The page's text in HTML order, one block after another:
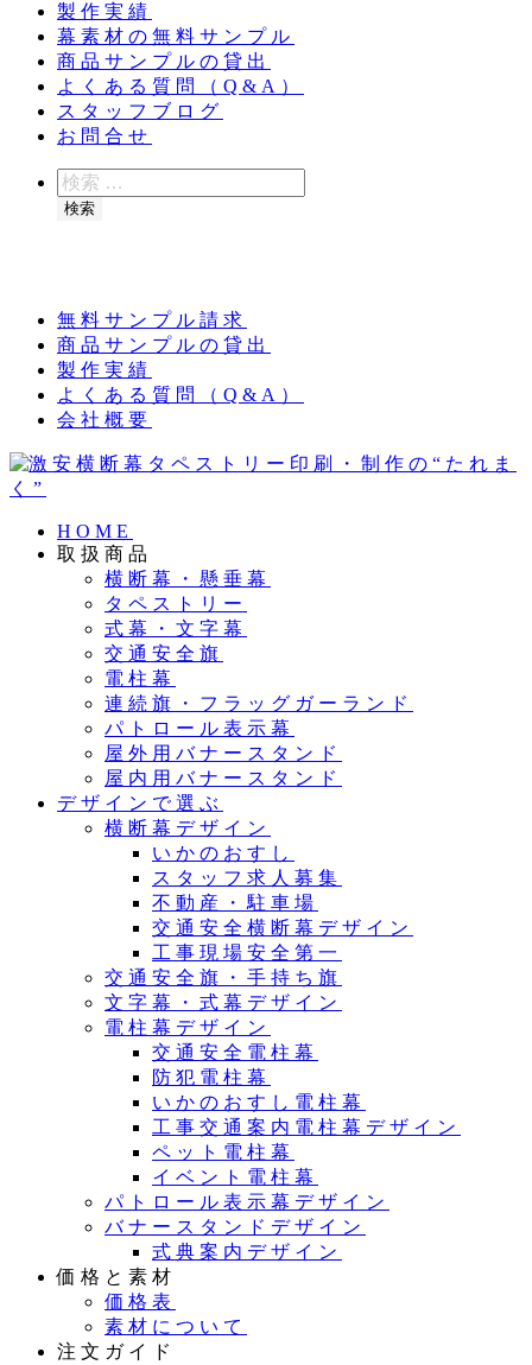
製作実績
幕素材の無料サンプル
商品サンプルの貸出
よくある質問（Q&A）
スタッフブログ
お問合せ
検
索
検索
無料サンプル請求
商品サンプルの貸出
製作実績
よくある質問（Q&A）
会社概要
HOME
取扱商品
横断幕・懸垂幕
タペストリー
式幕・文字幕
交通安全旗
電柱幕
連続旗・フラッグガーランド
パトロール表示幕
屋外用バナースタンド
屋内用バナースタンド
デザインで選ぶ
横断幕デザイン
いかのおすし
スタッフ求人募集
不動産・駐車場
交通安全横断幕デザイン
工事現場安全第一
交通安全旗・手持ち旗
文字幕・式幕デザイン
電柱幕デザイン
交通安全電柱幕
防犯電柱幕
いかのおすし電柱幕
工事交通案内電柱幕デザイン
ペット電柱幕
イベント電柱幕
パトロール表示幕デザイン
バナースタンドデザイン
式典案内デザイン
価格と素材
価格表
素材について
注文ガイド